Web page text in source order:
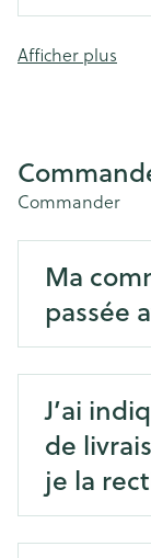
Afficher plus
Commander
Ma
passée
J’ai
de
je la